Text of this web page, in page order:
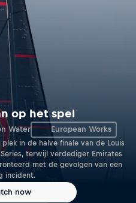
op het spel
Water European Works
in de halve finale van de Louis
terwijl verdediger Emirates
met de gevolgen van een
incident.
now